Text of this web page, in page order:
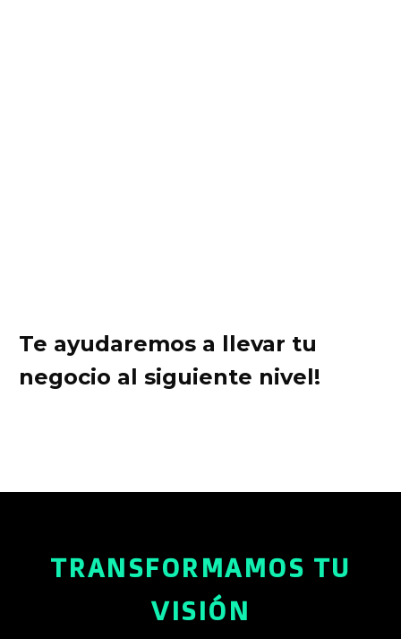
Te ayudaremos a llevar tu
negocio al siguiente nivel!
TRANSFORMAMOS TU
VISIÓN